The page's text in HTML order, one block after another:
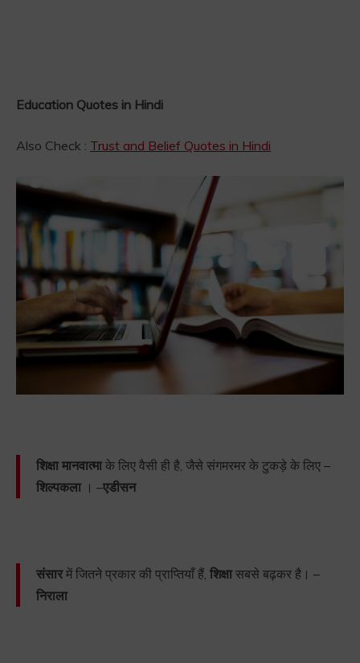
Education Quotes in Hindi
Also Check : Trust and Belief Quotes in Hindi
शिक्षा मानवात्माके लिए वैसी ही है, जैसे संगमरमर के टुकड़े के लिए –
शिल्पकला। –एडीसन
संसारमें जितने प्रकार की प्राप्तियाँ हैं, शिक्षासबसे बढ़कर है। –
निराला